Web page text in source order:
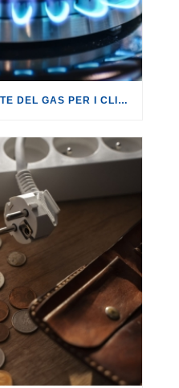
GAS: +19,2% LE BOLLETTE DEL GAS PER I CLIENTI IN SERVIZIO DI VULNERABILITÀ.